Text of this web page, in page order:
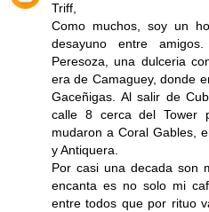
Triff,
Como muchos, soy un
desayuno entre
Peresoza, una dulceria
era de Camaguey, donde
Gaceñigas. Al salir de
calle 8 cerca del Tower
mudaron a Coral Gables,
y Antiquera.
Por casi una decada son
encanta es no solo mi
entre todos que por rituo